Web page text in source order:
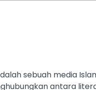
sebuah media
antara